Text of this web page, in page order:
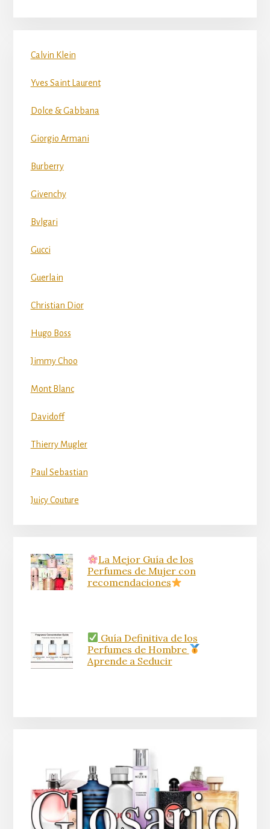
Calvin Klein
Yves Saint Laurent
Dolce & Gabbana
Giorgio Armani
Burberry
Givenchy
Bvlgari
Gucci
Guerlain
Christian Dior
Hugo Boss
Jimmy Choo
Mont Blanc
Davidoff
Thierry Mugler
Paul Sebastian
Juicy Couture
La Mejor Guía de los
Perfumes de Mujer con
recomendaciones
Guía Definitiva de los
Perfumes de Hombre
Aprende a Seducir